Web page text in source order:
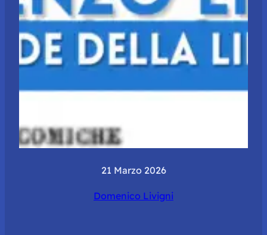
21 Marzo 2026
Domenico Livigni